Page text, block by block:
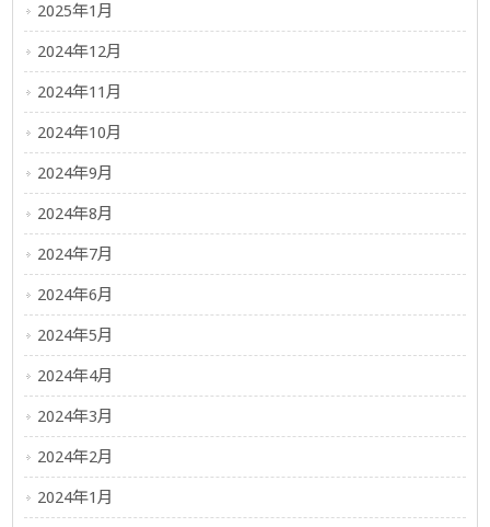
2025年1月
2024年12月
2024年11月
2024年10月
2024年9月
2024年8月
2024年7月
2024年6月
2024年5月
2024年4月
2024年3月
2024年2月
2024年1月